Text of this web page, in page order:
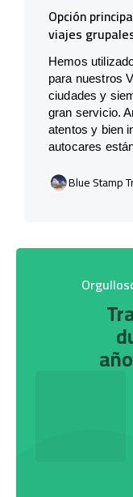
Opción
viajes
Hemos
para nuestros
ciudades y
gran servicio.
atentos y bien
autocares
Blue Stamp